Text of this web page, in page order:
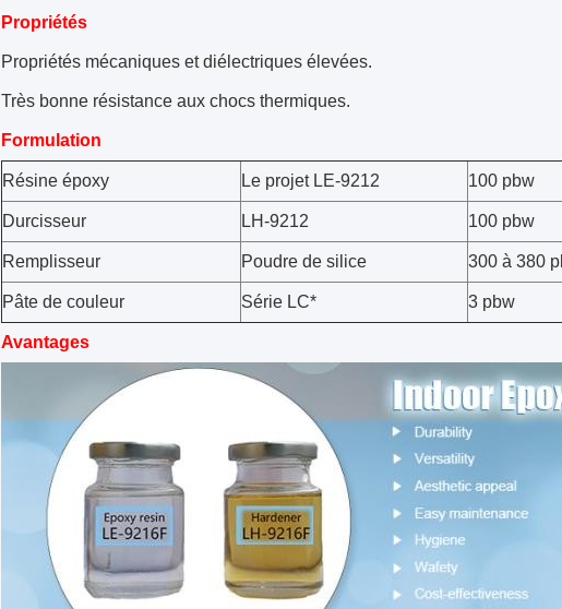
Propriétés
Propriétés mécaniques et diélectriques élevées.
Très bonne résistance aux chocs thermiques.
Formulation
Résine époxy Le projet LE-9212 100 pbw
Durcisseur LH-9212 100 pbw
Remplisseur Poudre de silice 300 à 380
Pâte de couleur Série LC* 3 pbw
Avantages